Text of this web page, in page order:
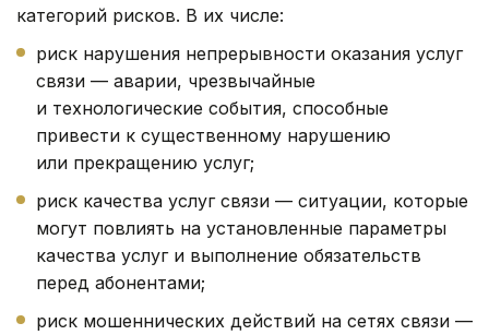
категорий рисков. В их числе:
риск нарушения непрерывности оказания услуг
связи — аварии, чрезвычайные
и технологические события, способные
привести к существенному нарушению
или прекращению услуг;
риск качества услуг связи — ситуации, которые
могут повлиять на установленные параметры
качества услуг и выполнение обязательств
перед абонентами;
риск мошеннических действий на сетях связи —